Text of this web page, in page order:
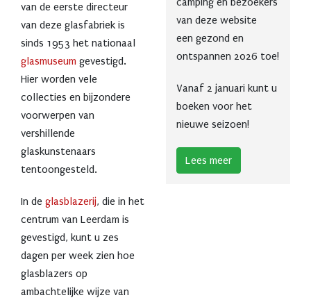
van de eerste directeur
van deze glasfabriek is
sinds 1953 het nationaal
glasmuseum gevestigd.
Hier worden vele
collecties en bijzondere
voorwerpen van
vershillende
glaskunstenaars
tentoongesteld.
In de glasblazerij, die in het
centrum van Leerdam is
gevestigd, kunt u zes
dagen per week zien hoe
glasblazers op
ambachtelijke wijze van
van deze website
een gezond en
ontspannen 2026 toe!
Vanaf 2 januari kunt u
boeken voor het
nieuwe seizoen!
Lees meer